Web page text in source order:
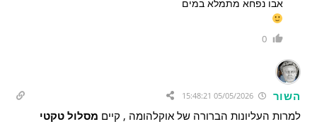
אבו נפחא מתמלא במים
0
השור 05/05/2026 15:48:21
למרות העליונות הברורה של אוקלהומה , קיים מסלול טקטי